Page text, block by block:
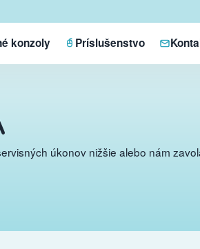
konzoly Príslušenstvo
úkonov nižšie alebo nám